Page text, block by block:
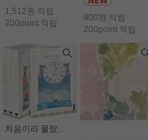
1,512원 적립
200point 적립
900원 적립
200point 적립
처음이라 몰랐던 것들 (전4권세트) - 이보라